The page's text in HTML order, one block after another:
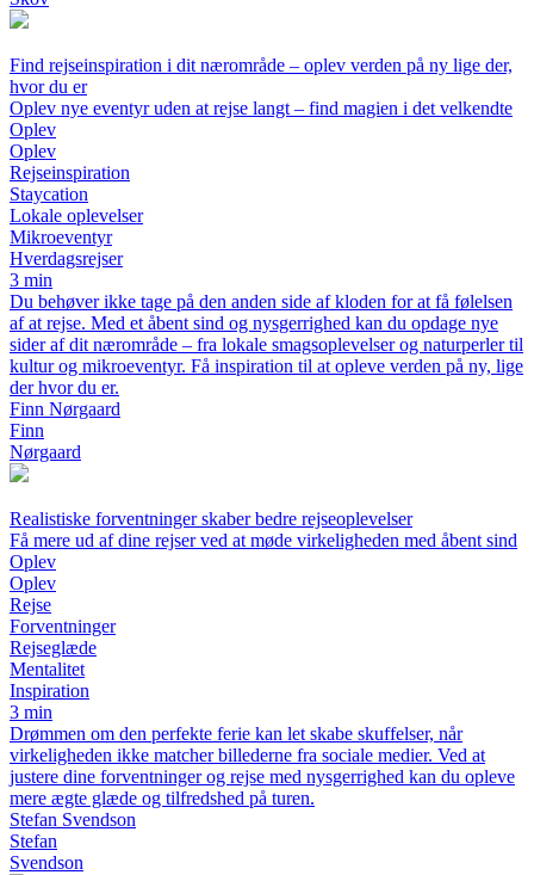
Find rejseinspiration i dit nærområde – oplev verden på ny lige der,
hvor du er
Oplev nye eventyr uden at rejse langt – find magien i det velkendte
Oplev
Oplev
Rejseinspiration
Staycation
Lokale oplevelser
Mikroeventyr
Hverdagsrejser
3 min
Du behøver ikke tage på den anden side af kloden for at få følelsen
af at rejse. Med et åbent sind og nysgerrighed kan du opdage nye
sider af dit nærområde – fra lokale smagsoplevelser og naturperler til
kultur og mikroeventyr. Få inspiration til at opleve verden på ny, lige
der hvor du er.
Finn Nørgaard
Finn
Nørgaard
Realistiske forventninger skaber bedre rejseoplevelser
Få mere ud af dine rejser ved at møde virkeligheden med åbent sind
Oplev
Oplev
Rejse
Forventninger
Rejseglæde
Mentalitet
Inspiration
3 min
Drømmen om den perfekte ferie kan let skabe skuffelser, når
virkeligheden ikke matcher billederne fra sociale medier. Ved at
justere dine forventninger og rejse med nysgerrighed kan du opleve
mere ægte glæde og tilfredshed på turen.
Stefan Svendson
Stefan
Svendson